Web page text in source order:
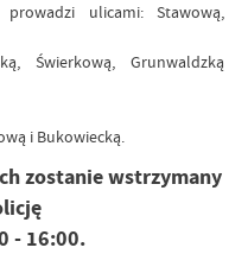
ulicami: Stawową,
Świerkową, Grunwaldzką
i Bukowiecką.
zostanie wstrzymany
- 16:00.